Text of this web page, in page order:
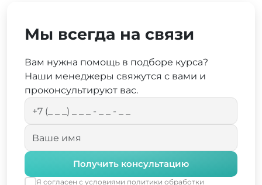
Мы всегда на связи
Вам нужна помощь в подборе курса?
Наши менеджеры свяжутся с вами и
проконсультируют вас.
Получить консультацию
Я согласен с условиями политики обработки